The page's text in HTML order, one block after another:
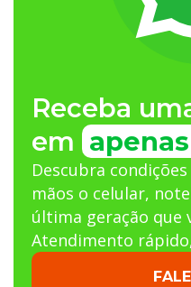
Receba
em
Descubra
mãos o celular,
última geração que
Atendimento